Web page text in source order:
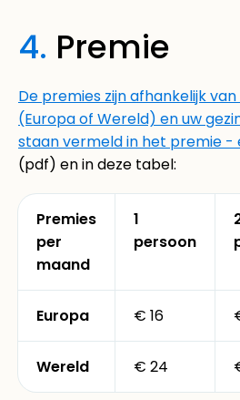
4. Premie
De premies zijn afhankelijk
(Europa of Wereld) en uw
staan vermeld in het premie -
(pdf) en in deze tabel:
Premies
per
maand
1
persoon
Europa € 16
Wereld € 24